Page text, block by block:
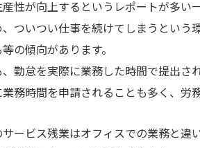
性が向上するというレポートが多い
ついつい仕事を続けてしまうとい
の傾向があります。
、勤怠を実際に業務した時間で提出
務時間を申請されることも多く、労
ービス残業はオフィスでの業務と違